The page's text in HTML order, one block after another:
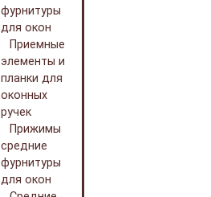
фурнитуры
для окон
Приемные
элементы и
планки для
оконных
ручек
Прижимы
средние
фурнитуры
для окон